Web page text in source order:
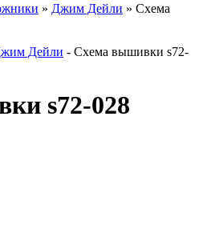
» Джим Дейли » Схема
Дейли - Схема вышивки s72-
s72-028